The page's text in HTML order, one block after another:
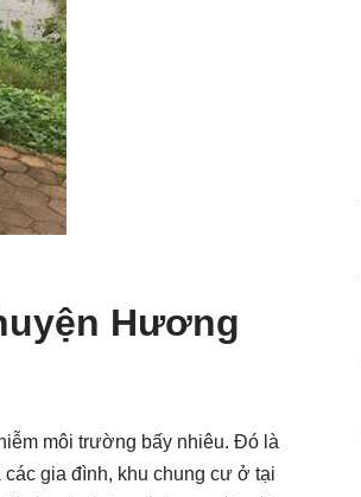
Hương
môi trường bấy nhiêu. Đó là
gia đình, khu chung cư ở tại